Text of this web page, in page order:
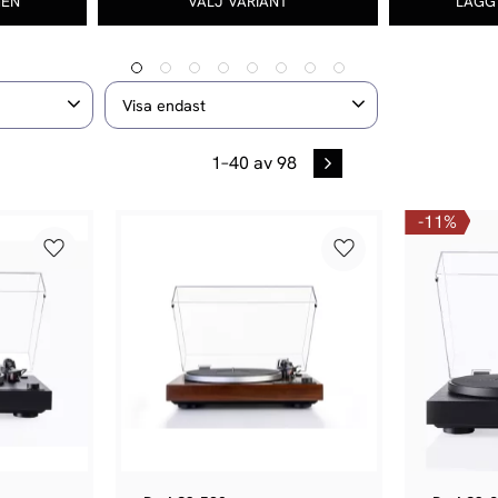
Visa endast
1–40av98
Lägg till i favoriter Lägg till i favoriter
11%